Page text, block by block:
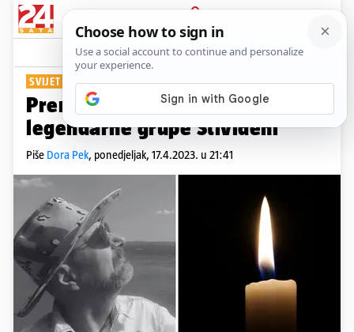
PRIJAVA
Show Komentari
SVIJET GLAZBE TUGUJE
Preminuo je Denis Bižaca, član
legendarne grupe Stivideni
Piše Dora Pek, ponedjeljak, 17.4.2023. u 21:41